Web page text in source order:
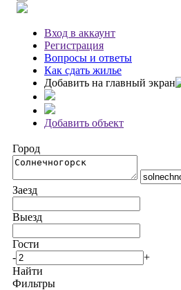
Вход в аккаунт
Регистрация
Вопросы и ответы
Как сдать жилье
Добавить на главный экран
Добавить объект
Город
Заезд
Выезд
Гости
-
+
Найти
Фильтры